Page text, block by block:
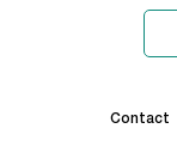
Contact